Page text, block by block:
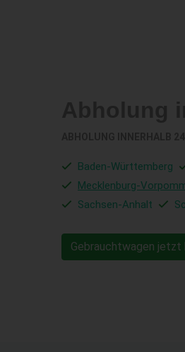
Baden-Württemberg
Mecklenburg-
Sachsen-Anhalt
Gebrauchtwagen